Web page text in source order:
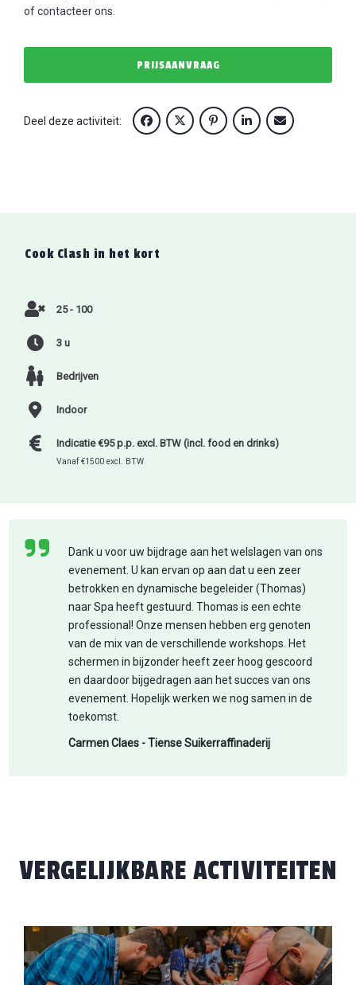
HOME
of contacteer ons.
PRIJSAANVRAAG
Deel deze activiteit:
Cook Clash in het kort
25 - 100
3 u
Bedrijven
Indoor
Indicatie €95 p.p. excl. BTW (incl. food en drinks)
Vanaf €1500 excl. BTW
Dank u voor uw bijdrage aan het welslagen van ons
evenement. U kan ervan op aan dat u een zeer
betrokken en dynamische begeleider (Thomas)
naar Spa heeft gestuurd. Thomas is een echte
professional! Onze mensen hebben erg genoten
van de mix van de verschillende workshops. Het
schermen in bijzonder heeft zeer hoog gescoord
en daardoor bijgedragen aan het succes van ons
evenement. Hopelijk werken we nog samen in de
toekomst.
Carmen Claes - Tiense Suikerraffinaderij
VERGELIJKBARE ACTIVITEITEN